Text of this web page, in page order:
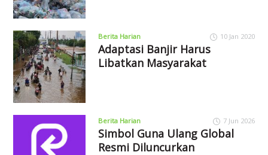
Berita Harian 10 Jan 2020
Adaptasi Banjir Harus
Libatkan Masyarakat
Berita Harian 7 Jun 2026
Simbol Guna Ulang Global
Resmi Diluncurkan